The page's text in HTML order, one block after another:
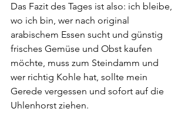
Das Fazit des Tages ist also: ich bleibe,
wo ich bin, wer nach original
arabischem Essen sucht und günstig
frisches Gemüse und Obst kaufen
möchte, muss zum Steindamm und
wer richtig Kohle hat, sollte mein
Gerede vergessen und sofort auf die
Uhlenhorst ziehen.